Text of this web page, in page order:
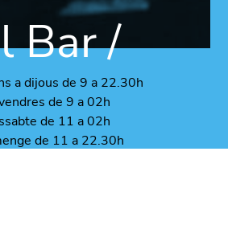
Bar /
a dijous de 9 a 22.30h
de 9 a 02h
de 11 a 02h
de 11 a 22.30h